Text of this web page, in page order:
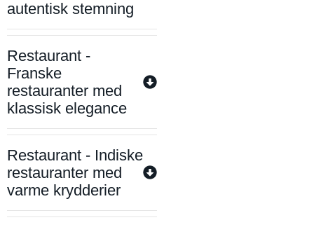
autentisk stemning
Restaurant -
Franske
restauranter med
klassisk elegance
Restaurant - Indiske
restauranter med
varme krydderier